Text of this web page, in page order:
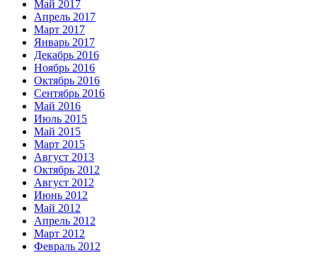
Май 2017
Апрель 2017
Март 2017
Январь 2017
Декабрь 2016
Ноябрь 2016
Октябрь 2016
Сентябрь 2016
Май 2016
Июль 2015
Май 2015
Март 2015
Август 2013
Октябрь 2012
Август 2012
Июнь 2012
Май 2012
Апрель 2012
Март 2012
Февраль 2012